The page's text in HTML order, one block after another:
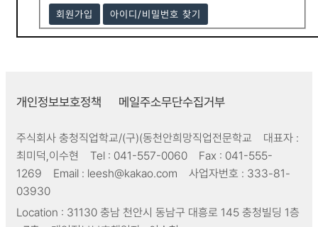
회원가입 아이디/비밀번호 찾기
개인정보보호정책 메일주소무단수집거부
주식회사 충청직업학교/(구)(동천안희망직업전문학교
대표자 :
최미덕,이수현
Tel : 041-557-0060 Fax : 041-555-
1269
Email : leesh@kakao.com 사업자번호 : 333-81-
03930
Location : 31130 충남 천안시 동남구 대흥로 145 충청빌딩 1층